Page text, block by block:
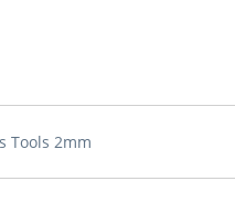
Tools 2mm